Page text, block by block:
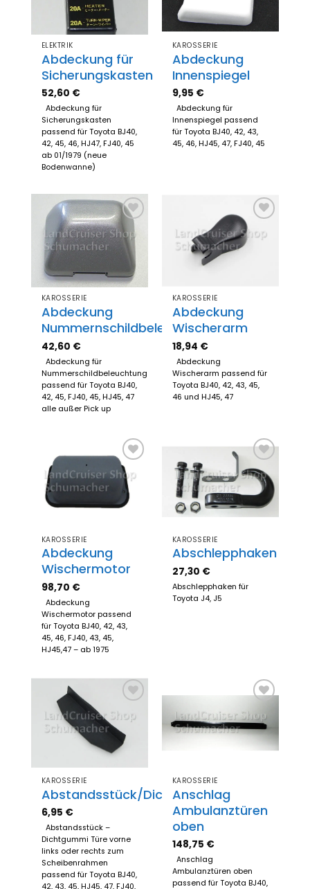
ELEKTRIK
Abdeckung für
Sicherungskasten
52,60 €
Abdeckung für
Sicherungskasten
passend für Toyota BJ40,
42, 45, 46, HJ47, FJ40, 45
ab 01/1979 (neue
Bodenwanne)
KAROSSERIE
Abdeckung
Innenspiegel
9,95 €
Abdeckung für
Innenspiegel passend
für Toyota BJ40, 42, 43,
45, 46, HJ45, 47, FJ40, 45
Zum
Merkzettel
hinzufügen
KAROSSERIE
Abdeckung
Nummernschildbeleuchtung
42,60 €
Abdeckung für
Nummerschildbeleuchtung
passend für Toyota BJ40,
42, 45, FJ40, 45, HJ45, 47
alle außer Pick up
Zum
Merkzettel
hinzufügen
KAROSSERIE
Abdeckung
Wischerarm
18,94 €
Abdeckung
Wischerarm passend für
Toyota BJ40, 42, 43, 45,
46 und HJ45, 47
Zum
Merkzettel
hinzufügen
KAROSSERIE
Abdeckung
Wischermotor
98,70 €
Abdeckung
Wischermotor passend
für Toyota BJ40, 42, 43,
45, 46, FJ40, 43, 45,
HJ45,47 – ab 1975
Zum
Merkzettel
hinzufügen
KAROSSERIE
Abschlepphaken
27,30 €
Abschlepphaken für
Toyota J4, J5
Zum
Merkzettel
hinzufügen
KAROSSERIE
Abstandsstück/Dichtgummi
6,95 €
Abstandsstück –
Dichtgummi Türe vorne
links oder rechts zum
Scheibenrahmen
passend für Toyota BJ40,
42, 43, 45, HJ45, 47, FJ40,
Zum
Merkzettel
hinzufügen
KAROSSERIE
Anschlag
Ambulanztüren
oben
148,75 €
Anschlag
Ambulanztüren oben
passend für Toyota BJ40,